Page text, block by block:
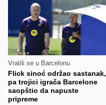
Vratili se u Barcelonu
Flick sinoć održao sastanak,
pa trojici igrača Barcelone
saopštio da napuste
pripreme